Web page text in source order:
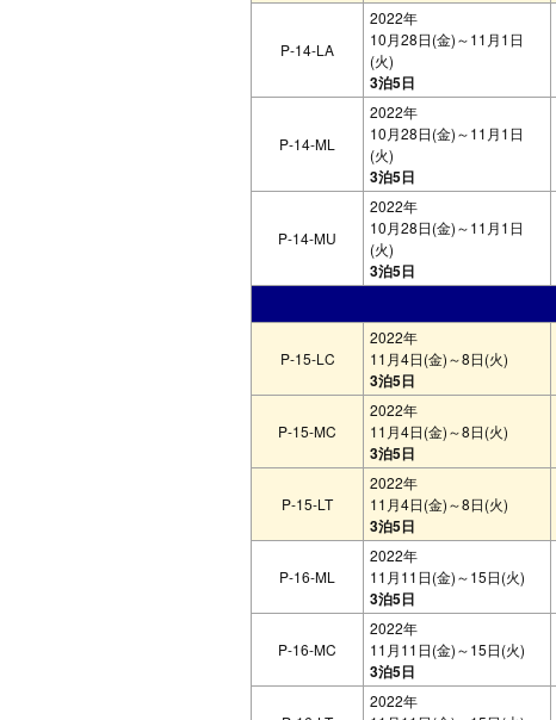
P-14-LA
2022年
10月28日(金)～11月1日
(火)
3泊5日
P-14-ML
2022年
10月28日(金)～11月1日
(火)
3泊5日
P-14-MU
2022年
10月28日(金)～11月1日
(火)
3泊5日
P-15-LC
2022年
11月4日(金)～8日(火)
3泊5日
P-15-MC
2022年
11月4日(金)～8日(火)
3泊5日
P-15-LT
2022年
11月4日(金)～8日(火)
3泊5日
P-16-ML
2022年
11月11日(金)～15日(火)
3泊5日
P-16-MC
2022年
11月11日(金)～15日(火)
3泊5日
2022年